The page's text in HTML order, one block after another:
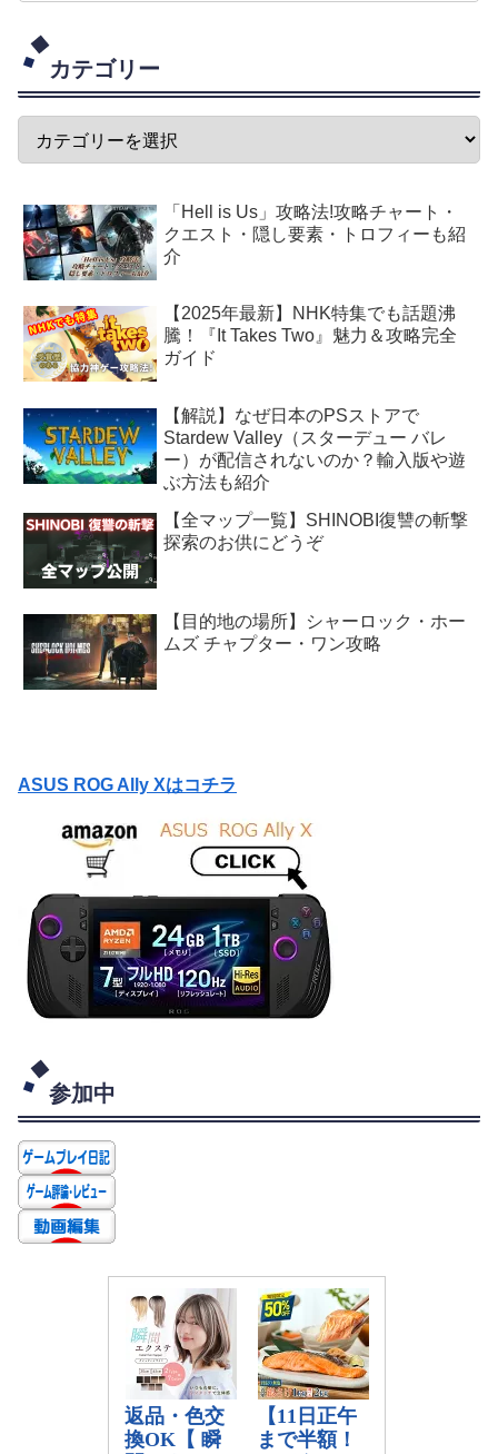
カテゴリー
「Hell is Us」攻略法!攻略チャート・
クエスト・隠し要素・トロフィーも紹
介
【2025年最新】NHK特集でも話題沸
騰！『It Takes Two』魅力＆攻略完全
ガイド
【解説】なぜ日本のPSストアで
Stardew Valley（スターデュー バレ
ー）が配信されないのか？輸入版や遊
ぶ方法も紹介
【全マップ一覧】SHINOBI復讐の斬撃
探索のお供にどうぞ
【目的地の場所】シャーロック・ホー
ムズ チャプター・ワン攻略
ASUS ROG Ally Xはコチラ
参加中